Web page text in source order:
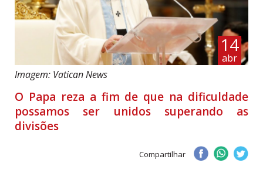
14
abr
Imagem: Vatican News
O Papa reza a fim de que na dificuldade
possamos ser unidos superando as
divisões
Compartilhar